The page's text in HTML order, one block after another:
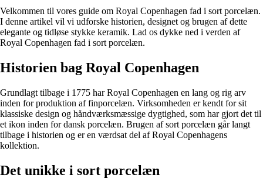
Velkommen til vores guide om Royal Copenhagen fad i sort porcelæn.
I denne artikel vil vi udforske historien, designet og brugen af dette
elegante og tidløse stykke keramik. Lad os dykke ned i verden af
Royal Copenhagen fad i sort porcelæn.
Historien bag Royal Copenhagen
Grundlagt tilbage i 1775 har Royal Copenhagen en lang og rig arv
inden for produktion af finporcelæn. Virksomheden er kendt for sit
klassiske design og håndværksmæssige dygtighed, som har gjort det til
et ikon inden for dansk porcelæn. Brugen af sort porcelæn går langt
tilbage i historien og er en værdsat del af Royal Copenhagens
kollektion.
Det unikke i sort porcelæn